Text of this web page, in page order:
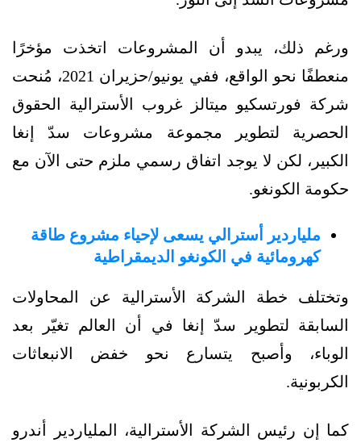
ورغم ذلك، يبدو أن المشروعات اتخذت مؤخرًا
منعطفًا نحو الواقع، ففي يونيو/حزيران 2021، مُنحت
شركة فورتسكيو ميتالز غروب الأسترالية الحقوق
الحصرية لتطوير مجموعة مشروعات سدّ إنغا
الكبير، لكن لا يوجد اتفاق رسمي ملزم حتى الآن مع
حكومة الكونغو.
ملياردير أسترالي يسعى لإحياء مشروع طاقة
كهرومائية في الكونغو الديمقراطية
وتختلف خطة الشركة الأسترالية عن المحاولات
السابقة لتطوير سدّ إنغا في أن العالم تغيّر بعد
الوباء، وأصبح يتسارع نحو خفض الانبعاثات
الكربونية.
كما إن رئيس الشركة الأسترالية، الملياردير أندرو